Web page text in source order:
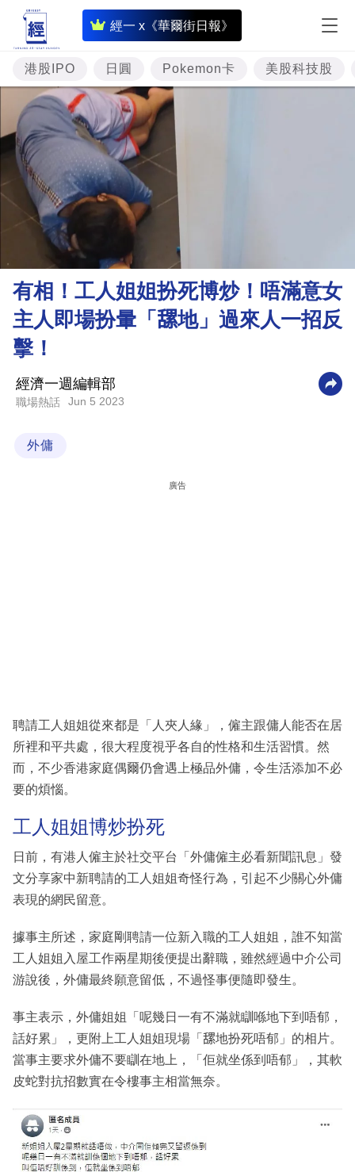
經一 x《華爾街日報》
即
時
財
經
專
題
投
資
理
財
商
科
技
港股IPO 日圓 Pokemon卡 美股科技股
有相！工人姐姐扮死博炒！唔滿意女
主人即場扮暈「𦧲地」過來人一招反
擊！
經濟一週編輯部
職場熱話 Jun 5 2023
外傭
廣告
聘請工人姐姐從來都是「人夾人緣」，僱主跟傭人能否在居
所裡和平共處，很大程度視乎各自的性格和生活習慣。然
而，不少香港家庭偶爾仍會遇上極品外傭，令生活添加不必
要的煩惱。
工人姐姐博炒扮死
日前，有港人僱主於社交平台「外傭僱主必看新聞訊息」發
文分享家中新聘請的工人姐姐奇怪行為，引起不少關心外傭
表現的網民留意。
據事主所述，家庭剛聘請一位新入職的工人姐姐，誰不知當
工人姐姐入屋工作兩星期後便提出辭職，雖然經過中介公司
游說後，外傭最終願意留低，不過怪事便隨即發生。
事主表示，外傭姐姐「呢幾日一有不滿就瞓喺地下到唔郁，
話好累」，更附上工人姐姐現場「𦧲地扮死唔郁」的相片。
當事主要求外傭不要瞓在地上，「佢就坐係到唔郁」，其軟
皮蛇對抗招數實在令樓事主相當無奈。